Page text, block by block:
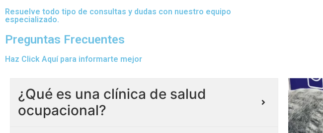
Resuelve todo tipo de consultas y dudas con nuestro equipo
especializado.
Preguntas Frecuentes
Haz Click Aquí para informarte mejor
¿Qué es una clínica de salud
ocupacional?